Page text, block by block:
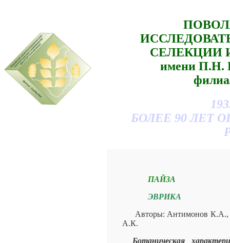
СЕЛЕКЦИИ
имени
БОЛЕЕ 90 ЛЕТ
ПАЙЗА
ЭВРИКА
Авторы: Антимонов
А.К.
Ботаническая